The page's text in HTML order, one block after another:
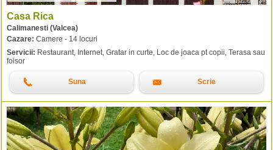
Casa Rica
Calimanesti (Valcea)
Cazare: Camere - 14 locuri
Servicii: Restaurant, Internet, Gratar in curte, Loc de joaca pt copii, Terasa sau
foisor
Suna Scrie